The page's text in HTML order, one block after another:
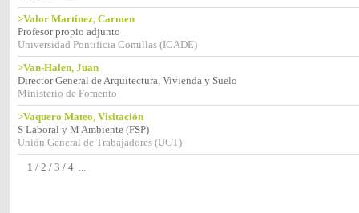
>Valor Martínez, Carmen
Profesor propio adjunto
Universidad Pontificia Comillas (ICADE)
>Van-Halen, Juan
Director General de Arquitectura, Vivienda y Suelo
Ministerio de Fomento
>Vaquero Mateo, Visitación
S Laboral y M Ambiente (FSP)
Unión General de Trabajadores (UGT)
1 / 2 / 3 / 4 ...